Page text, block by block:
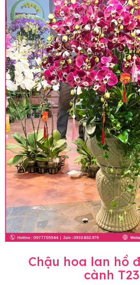
Chậu hoa lan hồ
cành